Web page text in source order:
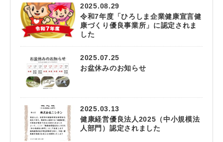
2025.08.29
令和7年度「ひろしま企業健康宣言健
康づくり優良事業所」に認定されま
した
2025.07.25
お盆休みのお知らせ
2025.03.13
健康経営優良法人2025（中小規模法
人部門）認定されました